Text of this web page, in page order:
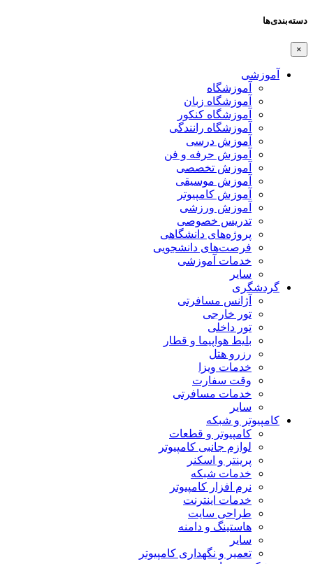
دسته‌بندی‌ها
×
آموزشی
آموزشگاه
آموزشگاه زبان
آموزشگاه کنکور
آموزشگاه رانندگی
آموزش درسی
آموزش حرفه و فن
آموزش تخصصی
آموزش موسیقی
آموزش کامپیوتر
آموزش ورزشی
تدریس خصوصی
پروژه‌های دانشگاهی
فرصت‌های دانشجویی
خدمات آموزشی
سایر
گردشگری
آژانس مسافرتی
تور خارجی
تور داخلی
بلیط هواپیما و قطار
رزرو هتل
خدمات ویزا
وقت سفارت
خدمات مسافرتی
سایر
کامپیوتر و شبکه
کامپیوتر و قطعات
لوازم جانبی کامپیوتر
پرینتر و اسکنر
خدمات شبکه
نرم افزار کامپیوتر
خدمات اینترنت
طراحی سایت
هاستینگ و دامنه
سایر
تعمیر و نگهداری کامپیوتر